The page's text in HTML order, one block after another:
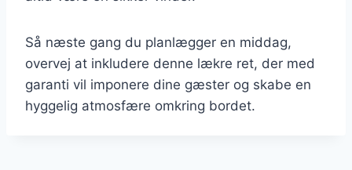
Så næste gang du planlægger en middag,
overvej at inkludere denne lækre ret, der med
garanti vil imponere dine gæster og skabe en
hyggelig atmosfære omkring bordet.